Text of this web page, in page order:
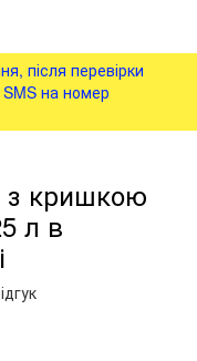
після перевірки
SMS на номер
з кришкою
л в